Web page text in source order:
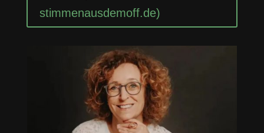
stimmenausdemoff.de)